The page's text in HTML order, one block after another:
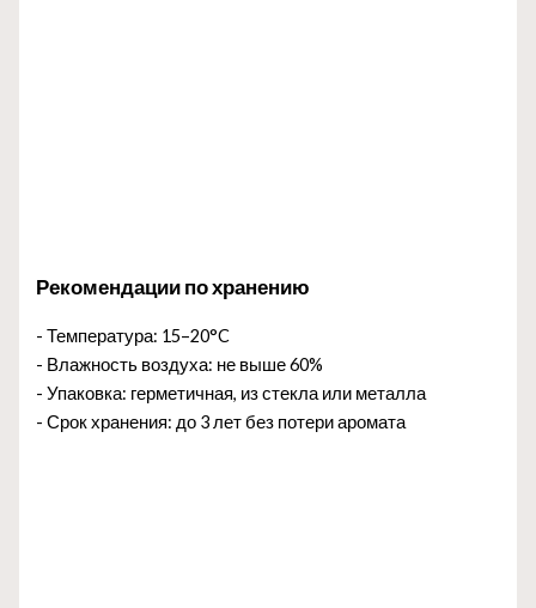
Рекомендации по хранению
- Температура: 15–20°C
- Влажность воздуха: не выше 60%
- Упаковка: герметичная, из стекла или металла
- Срок хранения: до 3 лет без потери аромата